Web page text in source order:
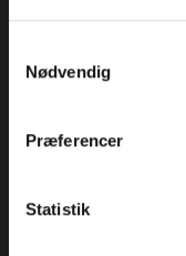
Nødvendig
Præferencer
Statistik
Start- og elektriske
Infoservice